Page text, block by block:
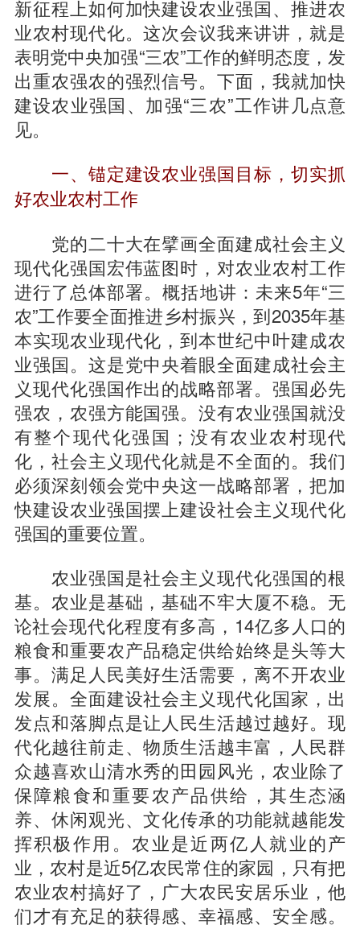
新征程上如何加快建设农业强国、推进农
业农村现代化。这次会议我来讲讲，就是
表明党中央加强“三农”工作的鲜明态度，发
出重农强农的强烈信号。下面，我就加快
建设农业强国、加强“三农”工作讲几点意
见。
一、锚定建设农业强国目标，切实抓
好农业农村工作
党的二十大在擘画全面建成社会主义
现代化强国宏伟蓝图时，对农业农村工作
进行了总体部署。概括地讲：未来5年“三
农”工作要全面推进乡村振兴，到2035年基
本实现农业现代化，到本世纪中叶建成农
业强国。这是党中央着眼全面建成社会主
义现代化强国作出的战略部署。强国必先
强农，农强方能国强。没有农业强国就没
有整个现代化强国；没有农业农村现代
化，社会主义现代化就是不全面的。我们
必须深刻领会党中央这一战略部署，把加
快建设农业强国摆上建设社会主义现代化
强国的重要位置。
农业强国是社会主义现代化强国的根
基。农业是基础，基础不牢大厦不稳。无
论社会现代化程度有多高，14亿多人口的
粮食和重要农产品稳定供给始终是头等大
事。满足人民美好生活需要，离不开农业
发展。全面建设社会主义现代化国家，出
发点和落脚点是让人民生活越过越好。现
代化越往前走、物质生活越丰富，人民群
众越喜欢山清水秀的田园风光，农业除了
保障粮食和重要农产品供给，其生态涵
养、休闲观光、文化传承的功能就越能发
挥积极作用。农业是近两亿人就业的产
业，农村是近5亿农民常住的家园，只有把
农业农村搞好了，广大农民安居乐业，他
们才有充足的获得感、幸福感、安全感。